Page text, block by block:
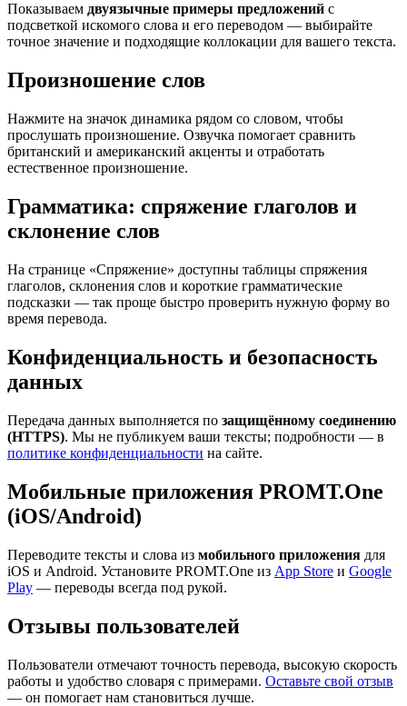
Показываем двуязычные примеры предложений с
подсветкой искомого слова и его переводом — выбирайте
точное значение и подходящие коллокации для вашего текста.
Произношение слов
Нажмите на значок динамика рядом со словом, чтобы
прослушать произношение. Озвучка помогает сравнить
британский и американский акценты и отработать
естественное произношение.
Грамматика: спряжение глаголов и
склонение слов
На странице «Спряжение» доступны таблицы спряжения
глаголов, склонения слов и короткие грамматические
подсказки — так проще быстро проверить нужную форму во
время перевода.
Конфиденциальность и безопасность
данных
Передача данных выполняется по защищённому соединению
(HTTPS). Мы не публикуем ваши тексты; подробности — в
политике конфиденциальности на сайте.
Мобильные приложения PROMT.One
(iOS/Android)
Переводите тексты и слова из мобильного приложения для
iOS и Android. Установите PROMT.One из App Store и Google
Play — переводы всегда под рукой.
Отзывы пользователей
Пользователи отмечают точность перевода, высокую скорость
работы и удобство словаря с примерами. Оставьте свой отзыв
— он помогает нам становиться лучше.